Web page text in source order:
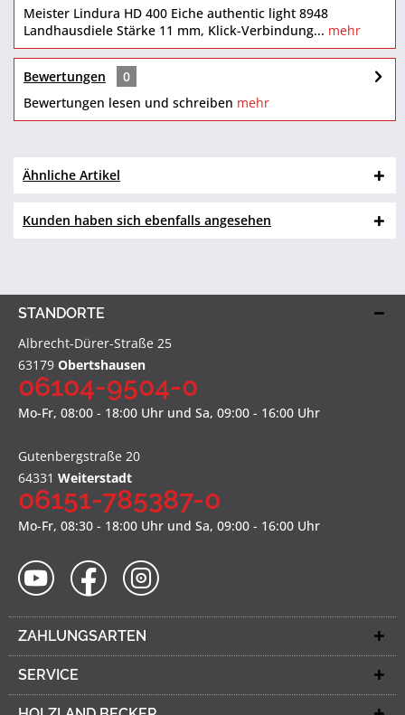
Meister Lindura HD 400 Eiche authentic light 8948
Landhausdiele Stärke 11 mm, Klick-Verbindung... mehr
Bewertungen
0
Bewertungen lesen und schreiben mehr
Ähnliche Artikel
Kunden haben sich ebenfalls angesehen
STANDORTE
Albrecht-Dürer-Straße 25
63179 Obertshausen
06104-9504-0
Mo-Fr, 08:00 - 18:00 Uhr und Sa, 09:00 - 16:00 Uhr
Gutenbergstraße 20
64331 Weiterstadt
06151-785387-0
Mo-Fr, 08:30 - 18:00 Uhr und Sa, 09:00 - 16:00 Uhr
ZAHLUNGSARTEN
SERVICE